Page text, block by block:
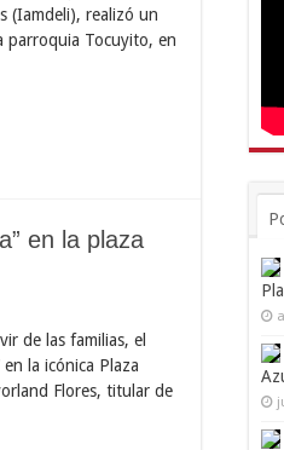
(Iamdeli), realizó un
parroquia Tocuyito, en
en la plaza
de las familias, el
la icónica Plaza
Flores, titular de